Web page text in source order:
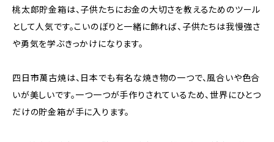
桃太郎貯金箱は、子供たちにお金の大切さを教えるためのツール
として人気です。こいのぼりと一緒に飾れば、子供たちは我慢強さ
や勇気を学ぶきっかけになります。
四日市萬古焼は、日本でも有名な焼き物の一つで、風合いや色合
いが美しいです。一つ一つが手作りされているため、世界にひとつ
だけの貯金箱が手に入ります。